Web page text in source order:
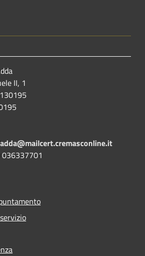
II, 1
036337701